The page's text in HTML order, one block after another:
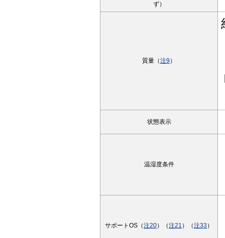
ず）
質量（注9 ）
状態表示
温湿度条件
サポートOS（注20）（注21 ）（注33 ）